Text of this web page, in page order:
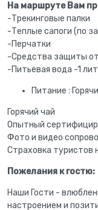
На маршруте Вам
-Трекинговые палки
-Теплые сапоги (по
-Перчатки
-Средства защиты
-Питьевая вода -1
Питание :
Горячий чай
Опытный
Фото и видео
Страховка туристов
Пожелания к гостю:
Наши Гости -
настроением и